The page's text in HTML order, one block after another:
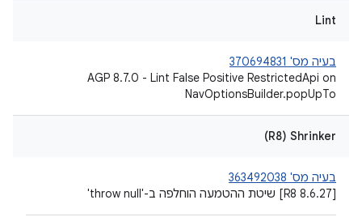
Lint
בעיה מס' 370694831
AGP 8.7.0 - Lint False Positive RestrictedApi on
NavOptionsBuilder.popUpTo
Shrinker‏ (R8)
בעיה מס' 363492038
[R8 8.6.27] שיטת ההטמעה הוחלפה ב-'throw null'